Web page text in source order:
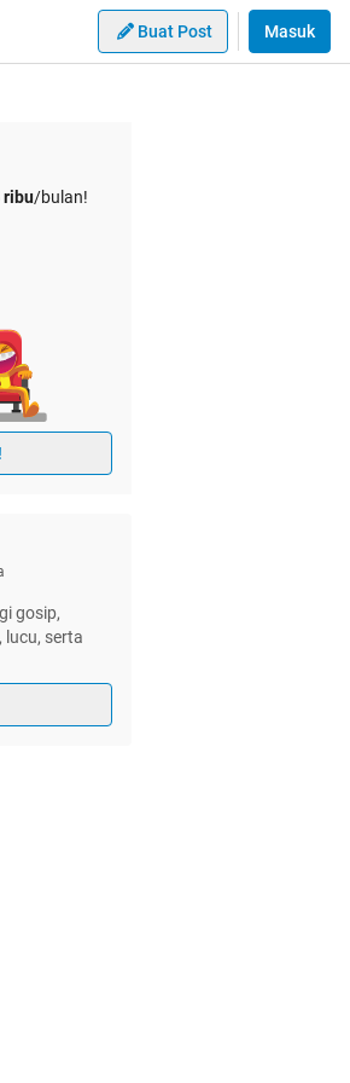
Buat Post Masuk
ribu/bulan!
gosip,
lucu, serta